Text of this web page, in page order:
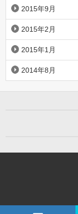
2015年9月
2015年2月
2015年1月
2014年8月